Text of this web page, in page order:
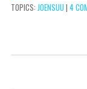
p
t
le
iiC
TOPICS: JOENSUU | 4